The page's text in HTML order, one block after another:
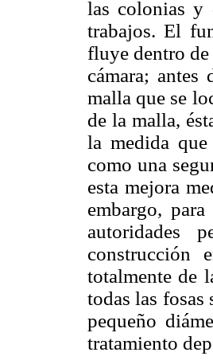
las colonias y
trabajos. El
fluye dentro de
cámara;
malla que se
de la malla,
la medida
como una
esta mejora
embargo,
autoridades
construcción
totalmente de
todas las fosas
pequeño
tratamiento